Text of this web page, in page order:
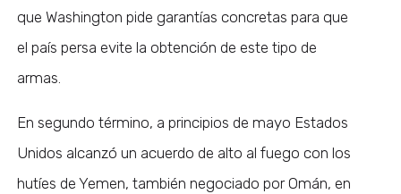
que Washington pide garantías concretas para que
el país persa evite la obtención de este tipo de
armas.
En segundo término, a principios de mayo Estados
Unidos alcanzó un acuerdo de alto al fuego con los
hutíes de Yemen, también negociado por Omán, en